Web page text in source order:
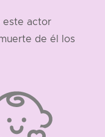
este actor
de él los